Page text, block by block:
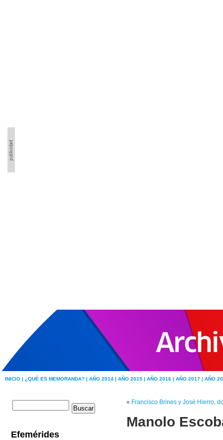
INICIO | ¿QUÉ ES MEMORANDA? | AÑO 2014 | AÑO 2015 | AÑO 2016 | AÑO 2017 | AÑO
« Francisco Brines y José Hierro,
Manolo
Efemérides